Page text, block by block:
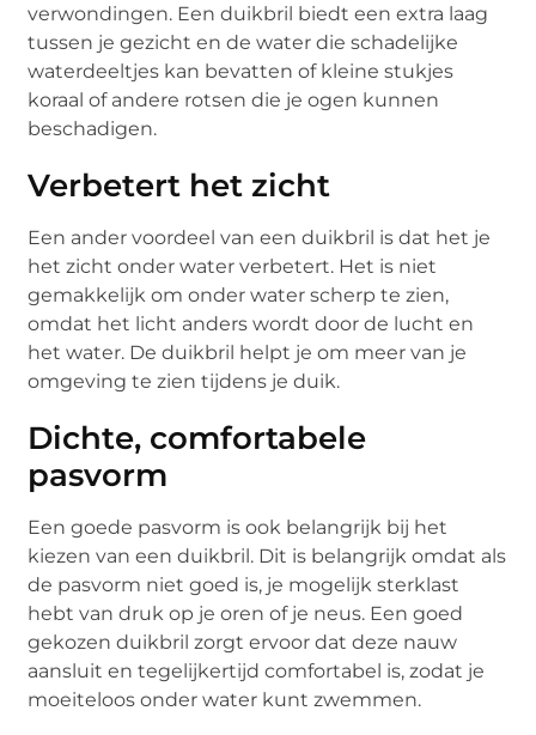
verwondingen. Een duikbril biedt een extra laag
tussen je gezicht en de water die schadelijke
waterdeeltjes kan bevatten of kleine stukjes
koraal of andere rotsen die je ogen kunnen
beschadigen.
Verbetert het zicht
Een ander voordeel van een duikbril is dat het je
het zicht onder water verbetert. Het is niet
gemakkelijk om onder water scherp te zien,
omdat het licht anders wordt door de lucht en
het water. De duikbril helpt je om meer van je
omgeving te zien tijdens je duik.
Dichte, comfortabele
pasvorm
Een goede pasvorm is ook belangrijk bij het
kiezen van een duikbril. Dit is belangrijk omdat als
de pasvorm niet goed is, je mogelijk sterklast
hebt van druk op je oren of je neus. Een goed
gekozen duikbril zorgt ervoor dat deze nauw
aansluit en tegelijkertijd comfortabel is, zodat je
moeiteloos onder water kunt zwemmen.